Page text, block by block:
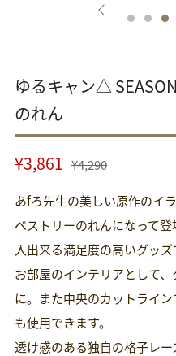
ゆるキャン△
のれん
通
価
格
¥3,861 セ
ル
価
格
¥4,290
あfろ先生の美しい原作のイ
ペストリーのれんになって
入出来る満足度の高いグッズ
お部屋のインテリアとして
に。また中央のカットライ
も使用できます。
透け感のある独自の格子レ